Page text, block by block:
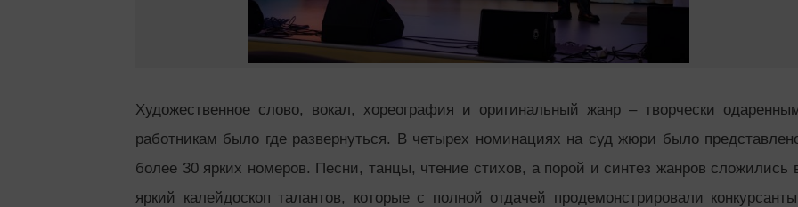
Художественное слово, вокал, хореография и оригинальный жанр – творчески
работникам было где развернуться. В четырех номинациях на суд жюри было
более 30 ярких номеров. Песни, танцы, чтение стихов, а порой и синтез жанров сложились
яркий калейдоскоп талантов, которые с полной отдачей продемонстрировали